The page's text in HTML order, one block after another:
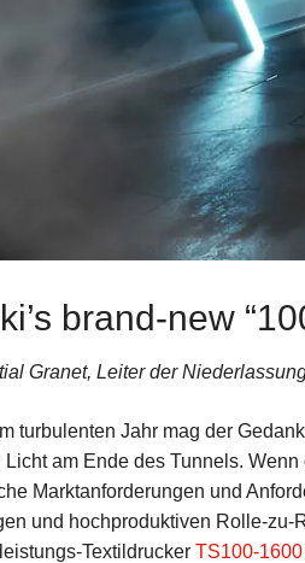
brand-new
Granet, Leiter der
turbulenten Jahr mag der
Licht am Ende des Tunnels.
Marktanforderungen und
und hochproduktiven Rolle-
Textildrucker TS100-1600